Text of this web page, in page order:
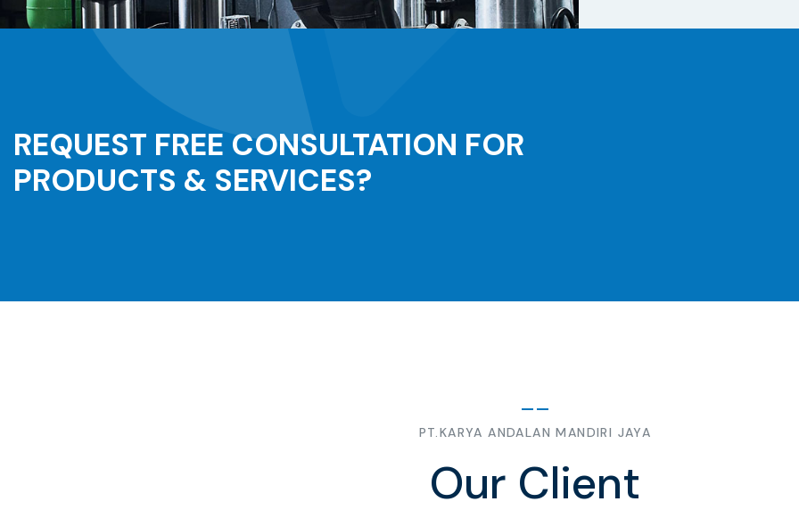
REQUEST FREE CONSULTATION FOR
PRODUCTS & SERVICES?
PT.KARYA ANDALAN MANDIRI JAYA
Our Client